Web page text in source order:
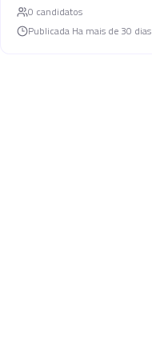
0 candidatos
Publicada Ha mais de 30 dias